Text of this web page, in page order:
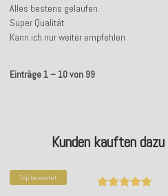
Alles bestens gelaufen.
Super Qualität.
Kann ich nur weiter empfehlen
Einträge 1 – 10 von 99
Kunden kauften
Top bewertet